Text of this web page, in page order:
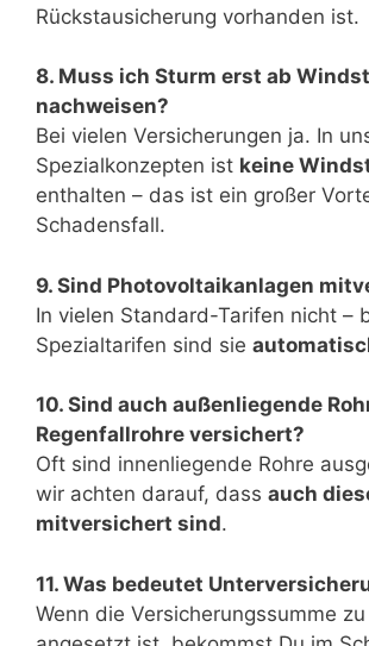
Rückstausicherung vorhanden ist.
8. Muss ich Sturm erst ab
nachweisen?
Bei vielen Versicherungen ja. In
Spezialkonzepten ist keine
enthalten – das ist ein großer
Schadensfall.
9. Sind Photovoltaikanlagen
In vielen Standard-Tarifen nicht –
Spezialtarifen sind sie
10. Sind auch außenliegende
Regenfallrohre versichert?
Oft sind innenliegende Rohre
wir achten darauf, dass auch
mitversichert sind.
11. Was bedeutet
Wenn die Versicherungssumme